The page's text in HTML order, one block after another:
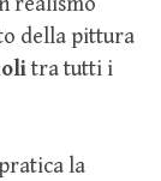
della pittura
tra tutti i
la